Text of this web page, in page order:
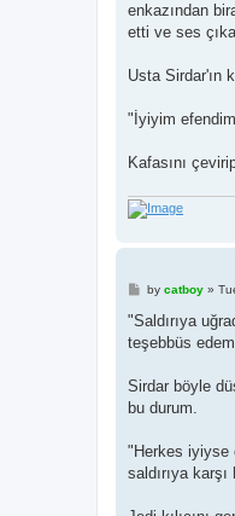
enkazından
etti ve ses
Usta Sirdar'ın
"İyiyim
Kafasını
P
s
by catboy»
"Saldırıya
teşebbüs
Sirdar böyle
bu durum.
"Herkes iyiyse
saldırıya